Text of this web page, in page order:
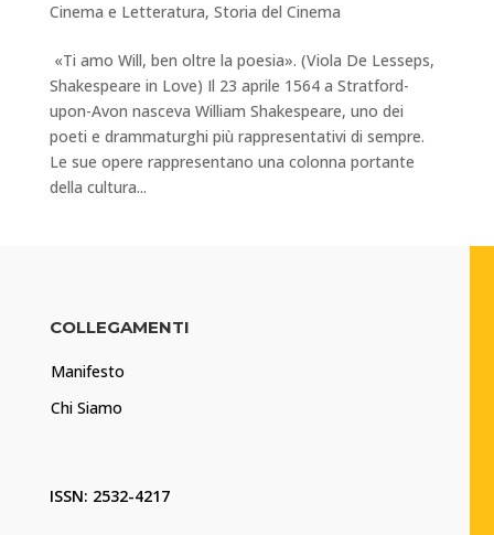
Cinema e Letteratura, Storia del Cinema
«Ti amo Will, ben oltre la poesia». (Viola De Lesseps,
Shakespeare in Love) Il 23 aprile 1564 a Stratford-
upon-Avon nasceva William Shakespeare, uno dei
poeti e drammaturghi più rappresentativi di sempre.
Le sue opere rappresentano una colonna portante
della cultura...
COLLEGAMENTI
Manifesto
Chi Siamo
ISSN: 2532-4217